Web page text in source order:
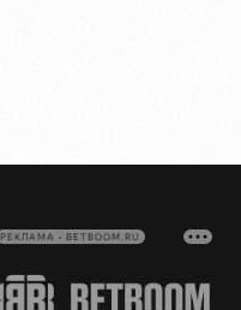
РЕКЛАМА • BETBOOM.RU